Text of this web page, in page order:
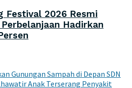
Festival 2026 Resmi
Hadirkan